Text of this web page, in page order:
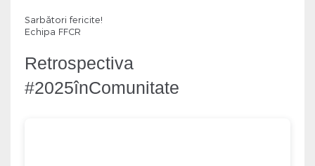
Sarbători fericite!
Echipa FFCR
Retrospectiva
#2025înComunitate